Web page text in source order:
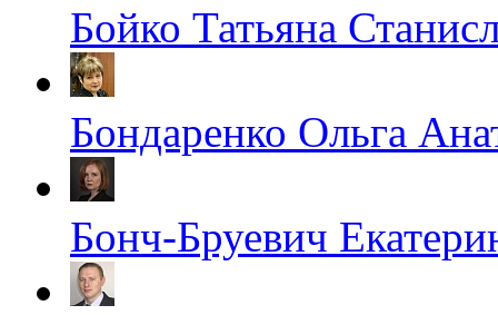
Бойко Татьяна
Бондаренко Ольга
Бонч-Бруевич